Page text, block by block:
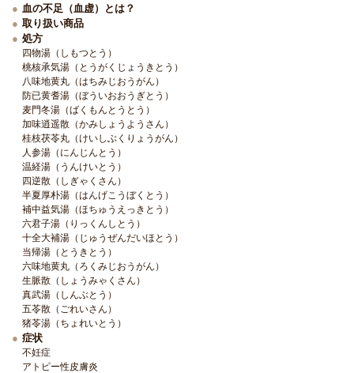
血の不足（血虚）とは？
取り扱い商品
処方
四物湯（しもつとう）
桃核承気湯（とうがくじょうきとう）
八味地黄丸（はちみじおうがん）
防已黄耆湯（ぼういおおうぎとう）
麦門冬湯（ばくもんとうとう）
加味逍遥散（かみしょうようさん）
桂枝茯苓丸（けいしぶくりょうがん）
人参湯（にんじんとう）
温経湯（うんけいとう）
四逆散（しぎゃくさん）
半夏厚朴湯（はんげこうぼくとう）
補中益気湯（ほちゅうえっきとう）
六君子湯（りっくんしとう）
十全大補湯（じゅうぜんだいほとう）
当帰湯（とうきとう）
六味地黄丸（ろくみじおうがん）
生脈散（しょうみゃくさん）
真武湯（しんぶとう）
五苓散（ごれいさん）
猪苓湯（ちょれいとう）
症状
不妊症
アトピー性皮膚炎